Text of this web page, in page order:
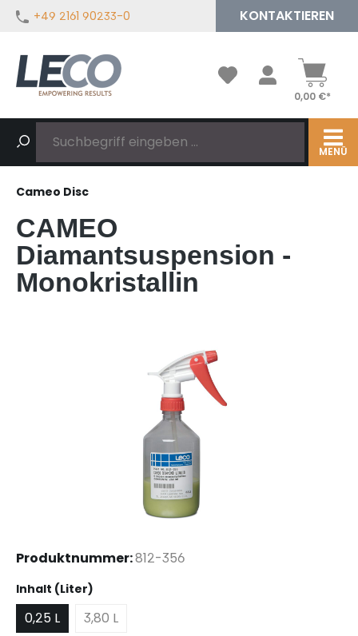
springen
+49 2161 90233-0 KONTAKTIEREN
MENÜ
0,00 €*
Cameo Disc
CAMEO
Diamantsuspension -
Monokristallin
Produktnummer:812-356
Inhalt (Liter)
0,25 L 3,80 L